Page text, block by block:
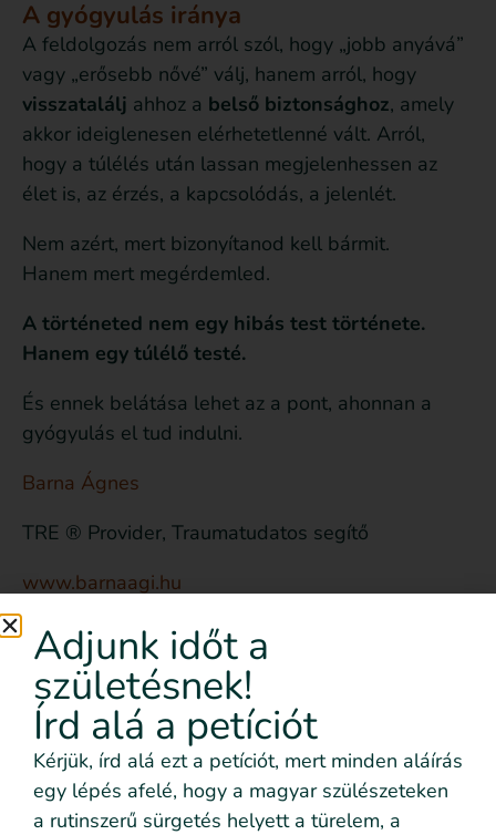
A gyógyulás iránya
A feldolgozás nem arról szól, hogy „jobb anyává”
vagy „erősebb nővé” válj, hanem arról, hogy
visszatalálj ahhoz a belső biztonsághoz, amely
akkor ideiglenesen elérhetetlenné vált. Arról,
hogy a túlélés után lassan megjelenhessen az
élet is, az érzés, a kapcsolódás, a jelenlét.
Nem azért, mert bizonyítanod kell bármit.
Hanem mert megérdemled.
A történeted nem egy hibás test története.
Hanem egy túlélő testé.
És ennek belátása lehet az a pont, ahonnan a
gyógyulás el tud indulni.
Barna Ágnes
TRE ® Provider, Traumatudatos segítő
www.barnaagi.hu
Kapcsolódó cikkek:
Szülési trauma hatása a szoptatásra és a kisbaba
ellátására
A szülésindítás teljes folyamatát ebben az átfogó
útmutatóban magyarázzuk el.Szülésindítás
átfogó útmutató.
Adjunk időt a
születésnek!
Írd alá a petíciót
Kérjük, írd alá ezt a petíciót, mert minden aláírás
egy lépés afelé, hogy a magyar szülészeteken
a rutinszerű sürgetés helyett a türelem, a